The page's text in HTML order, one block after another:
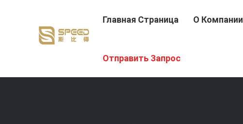
Главная Страница О Компании
Отправить Запрос
Нержавеющее Железо